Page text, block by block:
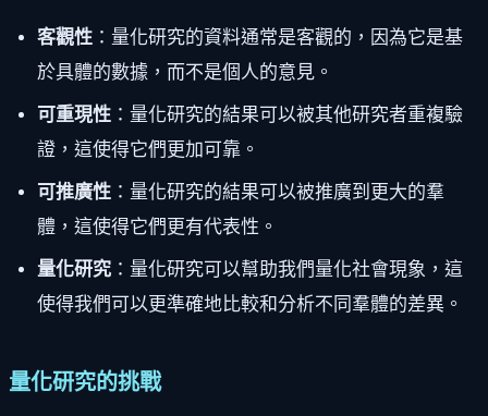
客觀性：量化研究的資料通常是客觀的，因為它是基
於具體的數據，而不是個人的意見。
可重現性：量化研究的結果可以被其他研究者重複驗
證，這使得它們更加可靠。
可推廣性：量化研究的結果可以被推廣到更大的羣
體，這使得它們更有代表性。
量化研究：量化研究可以幫助我們量化社會現象，這
使得我們可以更準確地比較和分析不同羣體的差異。
量化研究的挑戰